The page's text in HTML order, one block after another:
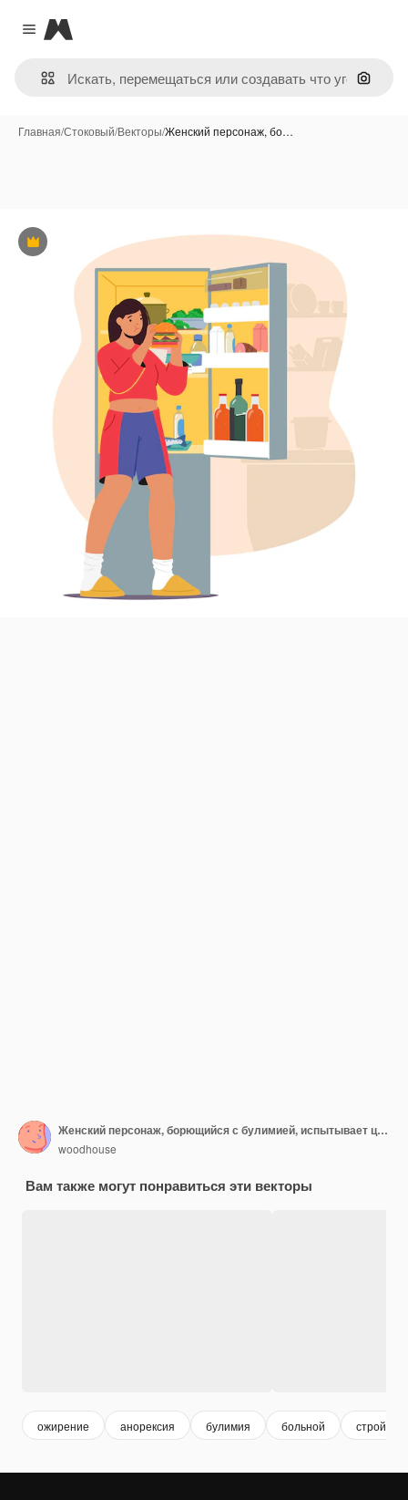
Close menu
Magnific
Поиск
Главная/Стоковый/Векторы/Женский персонаж, бо…
Премиум
Женский персонаж, борющийся с булимией, испытывает циклы переедания, за которыми следует очищающее поведение Вектор
woodhouse
Вам также могут понравиться эти векторы
ожирение анорексия булимия больной стройное